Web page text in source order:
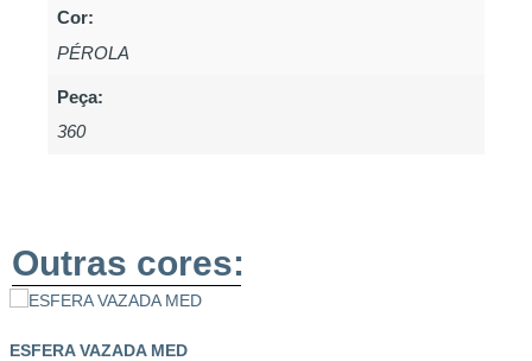
Cor:
PÉROLA
Peça:
360
Outras cores:
ESFERA VAZADA MED